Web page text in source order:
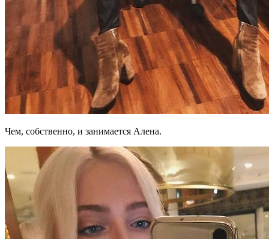
Чем, собственно, и занимается Алена.